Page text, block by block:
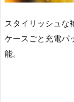
スタイリッシュ
ケースごと充電パ
能。